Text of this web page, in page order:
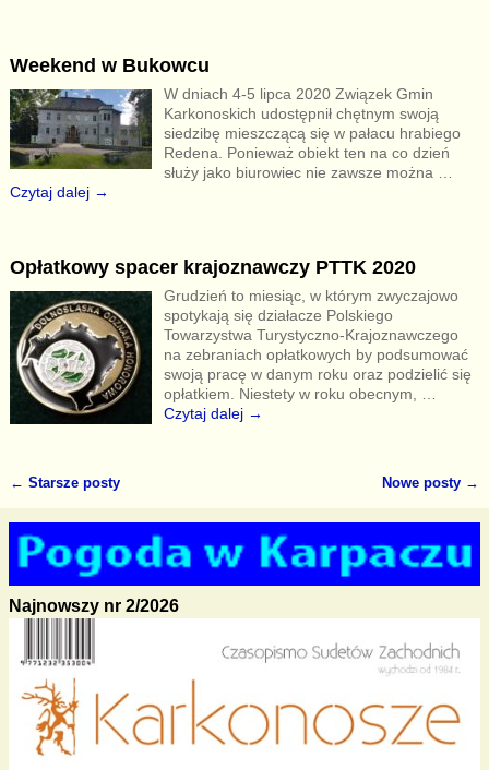
Weekend w Bukowcu
W dniach 4-5 lipca 2020 Związek Gmin
Karkonoskich udostępnił chętnym swoją
siedzibę mieszczącą się w pałacu hrabiego
Redena. Ponieważ obiekt ten na co dzień
służy jako biurowiec nie zawsze można
Czytaj dalej →
Opłatkowy spacer krajoznawczy PTTK 2020
Grudzień to miesiąc, w którym zwyczajowo
spotykają się działacze Polskiego
Towarzystwa Turystyczno-Krajoznawczego
na zebraniach opłatkowych by podsumować
swoją pracę w danym roku oraz podzielić się
opłatkiem. Niestety w roku obecnym, …
Czytaj dalej →
← Starsze posty Nowe posty →
Najnowszy nr 2/2026